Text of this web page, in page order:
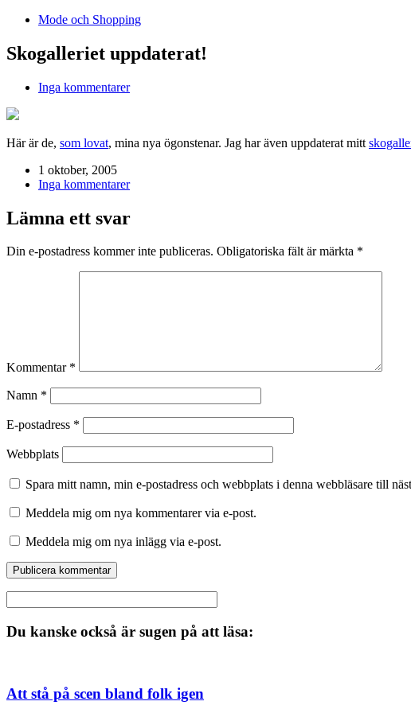
Mode och Shopping
Skogalleriet uppdaterat!
Inga kommentarer
Här är de, som lovat, mina nya ögonstenar. Jag har även uppdaterat mitt
1 oktober, 2005
Inga kommentarer
Lämna ett svar
Din e-postadress kommer inte publiceras. Obligatoriska fält är märkta *
Kommentar *
Namn *
E-postadress *
Webbplats
Spara mitt namn, min e-postadress och webbplats i denna webbläsare till
Meddela mig om nya kommentarer via e-post.
Meddela mig om nya inlägg via e-post.
Du kanske också är sugen på att läsa:
Att stå på scen bland folk igen